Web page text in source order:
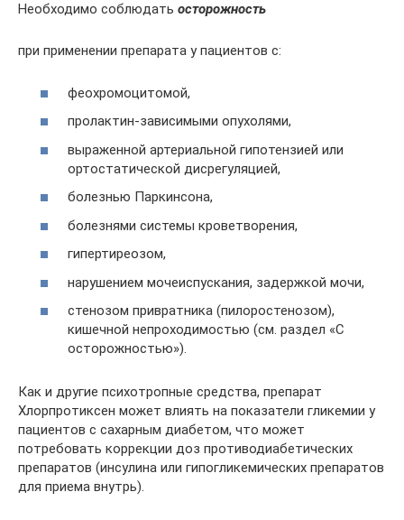
Необходимо соблюдать осторожность
при применении препарата у пациентов с:
феохромоцитомой,
пролактин-зависимыми опухолями,
выраженной артериальной гипотензией или
ортостатической дисрегуляцией,
болезнью Паркинсона,
болезнями системы кроветворения,
гипертиреозом,
нарушением мочеиспускания, задержкой мочи,
стенозом привратника (пилоростенозом),
кишечной непроходимостью (см. раздел «С
осторожностью»).
Как и другие психотропные средства, препарат
Хлорпротиксен может влиять на показатели гликемии у
пациентов с сахарным диабетом, что может
потребовать коррекции доз противодиабетических
препаратов (инсулина или гипогликемических препаратов
для приема внутрь).